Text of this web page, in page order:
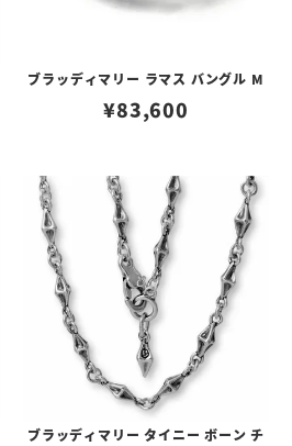
ブラッディマリー ラマス バングル M
¥83,600
ブラッディマリー タイニー ボーン チ